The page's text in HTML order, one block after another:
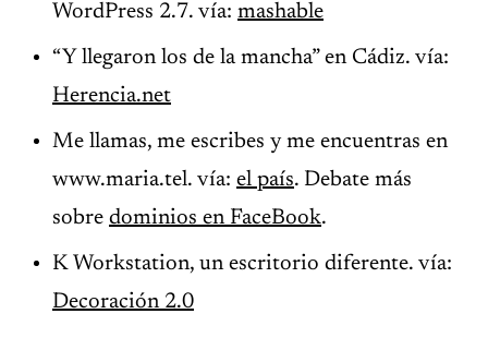
WordPress 2.7. vía: mashable
“Y llegaron los de la mancha” en Cádiz. vía:
Herencia.net
Me llamas, me escribes y me encuentras en
www.maria.tel. vía: el país. Debate más
sobre dominios en FaceBook.
K Workstation, un escritorio diferente. vía:
Decoración 2.0